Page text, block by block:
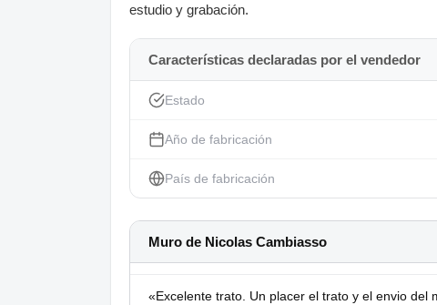
estudio y grabación.
Características declaradas por el vendedor
Estado
Año de fabricación
País de fabricación
Muro de Nicolas Cambiasso
«Excelente trato. Un placer el trato y el envio del